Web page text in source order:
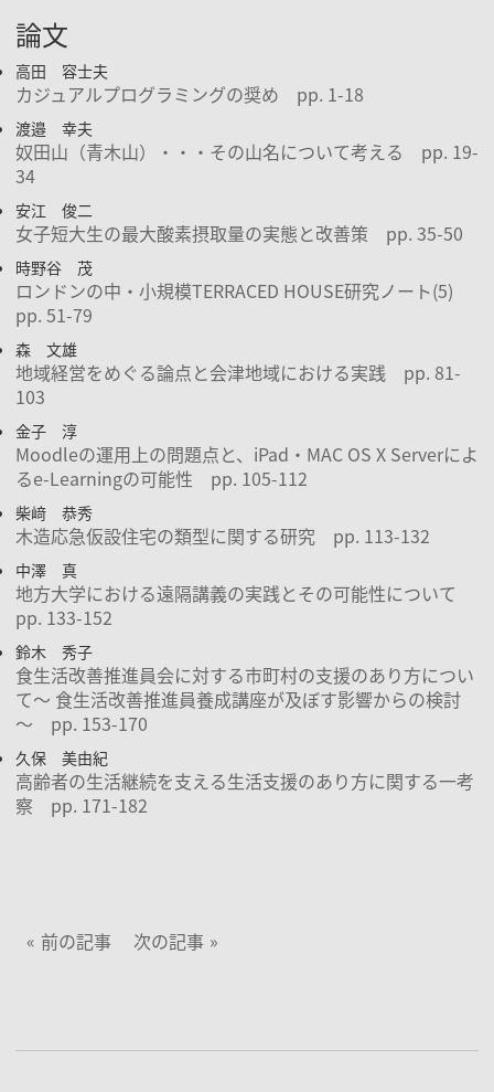
論文
高田 容士夫
カジュアルプログラミングの奨め pp. 1-18
渡邉 幸夫
奴田山（青木山）・・・その山名について考える pp. 19-
34
安江 俊二
女子短大生の最大酸素摂取量の実態と改善策 pp. 35-50
時野谷 茂
ロンドンの中・小規模TERRACED HOUSE研究ノート(5)
pp. 51-79
森 文雄
地域経営をめぐる論点と会津地域における実践 pp. 81-
103
金子 淳
Moodleの運用上の問題点と、iPad・MAC OS X Serverによ
るe-Learningの可能性 pp. 105-112
柴﨑 恭秀
木造応急仮設住宅の類型に関する研究 pp. 113-132
中澤 真
地方大学における遠隔講義の実践とその可能性について
pp. 133-152
鈴木 秀子
食生活改善推進員会に対する市町村の支援のあり方につい
て～ 食生活改善推進員養成講座が及ぼす影響からの検討
～ pp. 153-170
久保 美由紀
高齢者の生活継続を支える生活支援のあり方に関する一考
察 pp. 171-182
前の記事 次の記事